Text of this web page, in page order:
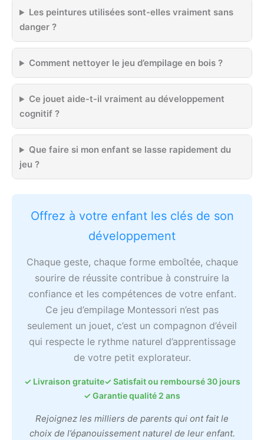
Les peintures utilisées sont-elles vraiment sans
danger ?
Comment nettoyer le jeu d’empilage en bois ?
Ce jouet aide-t-il vraiment au développement
cognitif ?
Que faire si mon enfant se lasse rapidement du
jeu ?
Offrez à votre enfant les clés de son
développement
Chaque geste, chaque forme emboîtée, chaque
sourire de réussite contribue à construire la
confiance et les compétences de votre enfant.
Ce jeu d’empilage Montessori n’est pas
seulement un jouet, c’est un compagnon d’éveil
qui respecte le rythme naturel d’apprentissage
de votre petit explorateur.
✓ Livraison gratuite✓ Satisfait ou remboursé 30 jours
✓ Garantie qualité 2 ans
Rejoignez les milliers de parents qui ont fait le
choix de l’épanouissement naturel de leur enfant.